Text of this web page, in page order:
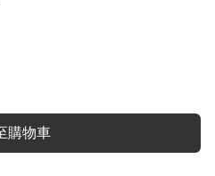
購物車